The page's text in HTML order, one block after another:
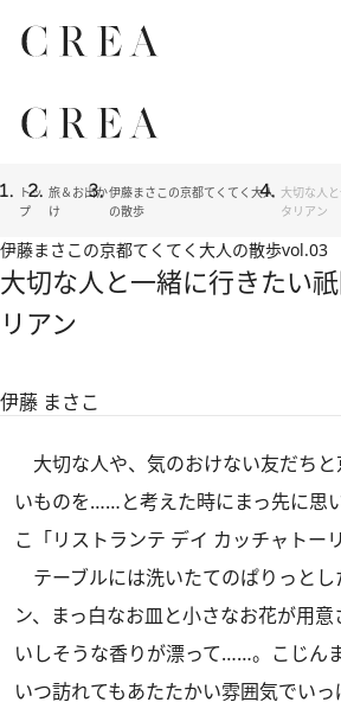
トッ
プ
旅＆お出か
け
伊藤まさこの京都てくてく大人
の散歩
大切な人
タリアン
伊藤まさこの京都てくてく大人の散歩vol.03
大切な人と一緒に行きたい
リアン
伊藤 まさこ
大切な人や、気のおけない友だち
いものを……と考えた時にまっ先に思
こ「リストランテ デイ カッチャトーリ
テーブルには洗いたてのぱりっとし
ン、まっ白なお皿と小さなお花が用
いしそうな香りが漂って……。こじん
いつ訪れてもあたたかい雰囲気でい